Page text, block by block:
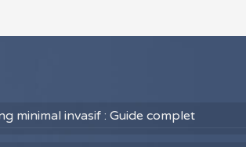
minimal invasif : Guide complet